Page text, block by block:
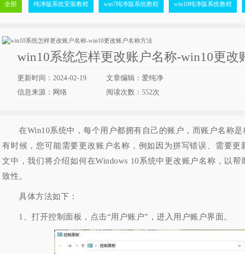
全部 纯净版系统安装教程 win7纯净版系统教程 win10纯净版系统教程
win10系统怎样更改账户名称-win10更改
更新时间：2024-02-19
文章编辑：爱纯净
信息来源：网络
阅读次数： 552次
在Win10系统中，每个用户都拥有自己的账户，而账户名称是
有时候，您可能需要更改账户名称，例如因为拼写错误、需要更
文中，我们将介绍如何在Windows 10系统中更改账户名称，以
致性。
具体方法如下：
1、打开控制面板，点击“用户账户”，进入用户账户界面。